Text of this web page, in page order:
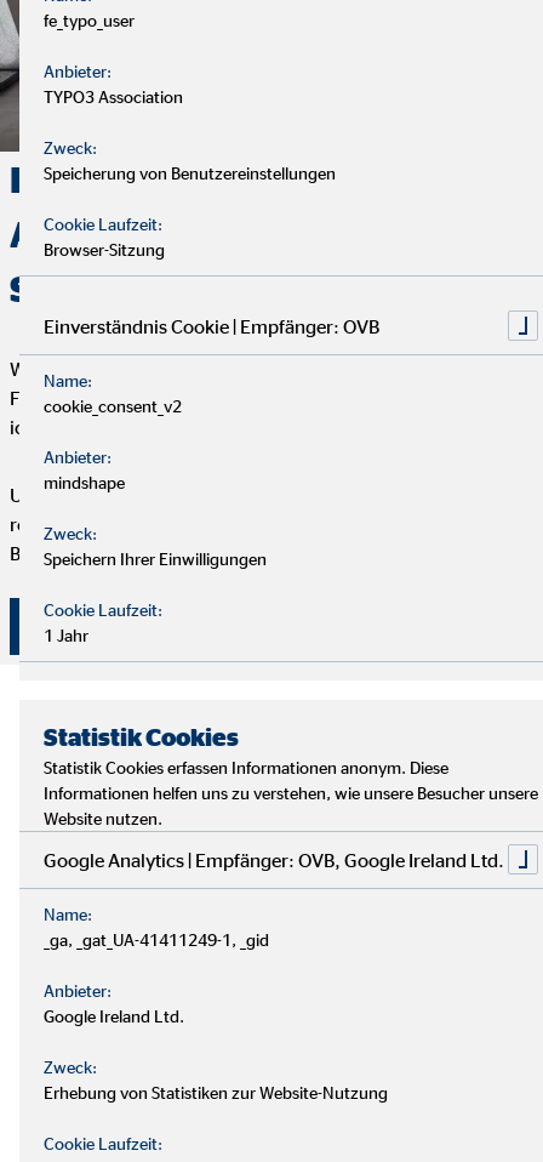
Deine Finanzen, Dein Weg:
Analyse, Beratung und
Service
Wir starten mit einem entspannten Analysegespräch, um deine
Finanzen und Ziele kennenzulernen. Anschließend präsentiere
ich dir maßgeschneiderte Finanzlösungen.
Um deine Finanzplanung aktuell zu halten, bieten wir
regelmäßige Servicegespräche an. Vertrauen und persönliche
Betreuung stehen bei uns an erster Stelle.
Überzeuge dich selbst von unserer Beratung!
fe_typo_user
Anbieter:
TYPO3 Association
Zweck:
Speicherung von Benutzereinstellungen
Cookie Laufzeit:
Browser-Sitzung
Einverständnis Cookie | Empfänger: OVB
Name:
cookie_consent_v2
Anbieter:
mindshape
Zweck:
Speichern Ihrer Einwilligungen
Cookie Laufzeit:
1 Jahr
Statistik Cookies
Statistik Cookies erfassen Informationen anonym. Diese
Informationen helfen uns zu verstehen, wie unsere Besucher unsere
Website nutzen.
Google Analytics | Empfänger: OVB, Google Ireland Ltd.
Name:
_ga, _gat_UA-41411249-1, _gid
Anbieter:
Google Ireland Ltd.
Zweck:
Erhebung von Statistiken zur Website-Nutzung
Cookie Laufzeit: